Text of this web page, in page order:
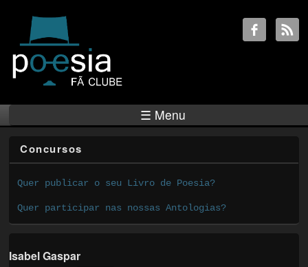
☰ Menu
Concursos
Quer publicar o seu Livro de Poesia?
Quer participar nas nossas Antologias?
Isabel Gaspar